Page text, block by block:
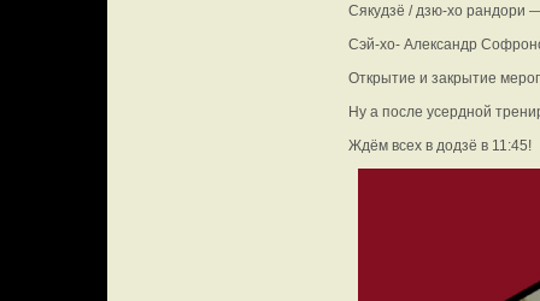
Сякудзё / дзю-хо рандори
Сэй-хо- Александр
Открытие и закрытие
Ну а после усердной
Ждём всех в додзё в 11:45!